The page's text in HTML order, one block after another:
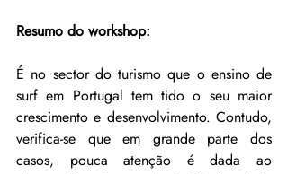
Resumo do workshop:
É no sector do turismo que o ensino de
surf em Portugal tem tido o seu maior
crescimento e desenvolvimento. Contudo,
verifica-se que em grande parte dos
casos, pouca atenção é dada ao